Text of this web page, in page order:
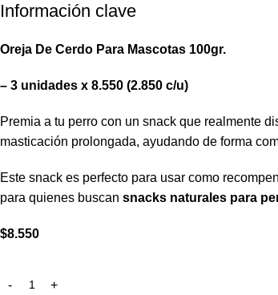
Información clave
Oreja De Cerdo Para Mascotas 100gr.
– 3 unidades x 8.550 (2.850 c/u)
Premia a tu perro con un snack que realmente
masticación prolongada, ayudando de forma
Este snack es perfecto para usar como
para quienes buscan snacks naturales para
$8.550